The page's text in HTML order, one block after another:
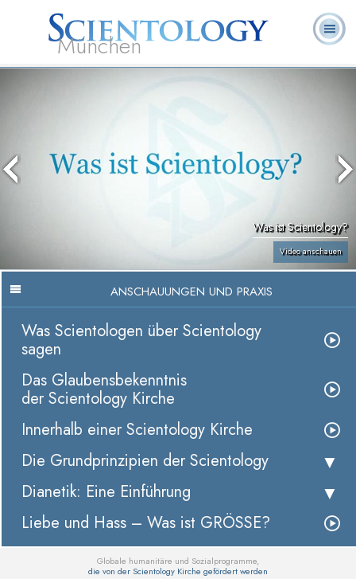
München
Geistliche
Was ist Scientology?
Video anschauen
ANSCHAUUNGEN UND PRAXIS
Was Scientologen über Scientology
sagen
Das Glaubensbekenntnis
der Scientology Kirche
Innerhalb einer Scientology Kirche
Die Grundprinzipien der Scientology
Dianetik: Eine Einführung
Liebe und Hass – Was ist GRÖSSE?
Globale humanitäre und Sozialprogramme,
die von der Scientology Kirche gefördert werden